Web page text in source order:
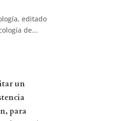
editado
de...
un
para